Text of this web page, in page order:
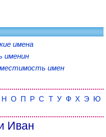
имена
именин
имен
Н О П Р С Т У Ф Х Э Ю
Иван